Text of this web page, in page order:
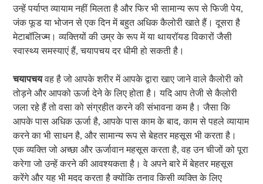
उन्हें पर्याप्त व्यायाम नहीं मिलता है और फिर भी सामान्य रूप से फिजी पेय,
जंक फूड या भोजन से एक दिन में बहुत अधिक कैलोरी खाते हैं। दूसरा है
मेटाबॉलिज्म। व्यक्तियों की उम्र के रूप में या थायरॉयड विकारों जैसी
स्वास्थ्य समस्याएं हैं, चयापचय दर धीमी हो सकती है।
चयापचयवह है जो आपके शरीर में आपके द्वारा खाए जाने वाले कैलोरी को
तोड़ने और आपको ऊर्जा देने के लिए होता है। यदि आप तेजी से कैलोरी
जला रहे हैं तो वसा को संग्रहीत करने की संभावना कम है। जैसा कि
आपके पास अधिक ऊर्जा है, आपके पास काम के बाद, काम से पहले व्यायाम
करने का भी साधन है, और सामान्य रूप से बेहतर महसूस भी करता है।
एक व्यक्ति जो अच्छा और ऊर्जावान महसूस करता है, वह उन चीजों को पूरा
करेगा जो उन्हें करने की आवश्यकता है। वे अपने बारे में बेहतर महसूस
करेंगे और यह भी मदद करता है क्योंकि तनाव किसी व्यक्ति के लिए